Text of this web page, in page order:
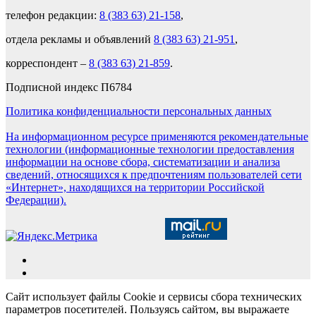
телефон редакции: 8 (383 63) 21-158,
отдела рекламы и объявлений 8 (383 63) 21-951 ,
корреспондент – 8 (383 63) 21-859.
Подписной индекс П6784
Политика конфиденциальности персональных данных
На информационном ресурсе применяются рекомендательные
технологии (информационные технологии предоставления
информации на основе сбора, систематизации и анализа
сведений, относящихся к предпочтениям пользователей сети
«Интернет», находящихся на территории Российской
Федерации).
Сайт использует файлы Cookie и сервисы сбора технических
параметров посетителей. Пользуясь сайтом, вы выражаете